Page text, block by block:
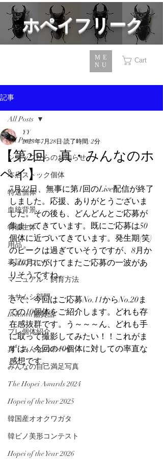
​ホペイフリーク
ME
NU
Cart
記事
All Posts
ショップからのお知らせ
本店ストック個体
特選個体
血統背景
特価生体
用品
表記について
マニュアル・飼育方法
オサムシ部門
BeKuwa協賛品
プレ個体紹介
真・みんなのホペイ
みんなの自己満足写真
The Hopei Awards 2024
Hopei of the Year 2025
韓国産オオクワガタ
韓ビノ美形コンテスト
Hopei of the Year 2026
All Posts
【第2回 真・みんなのホ
ペイ】
YY
2023年7月28日 読了時間: 2分
7月22日、無事に第1回のLive配信が終了
しました。応援、ありがとうございま
した。その後も、どんどんとご応募が
集まってきています。既にご応募は50
個体に近づいてきています。発生期(笑)
のピークは過ぎていそうですが、8月か
ら10月にかけてまたご応募の一波があ
りそうですね。
さて、今回はご応募No.11からNo.20ま
での10個体をご紹介します。どれも存
在感抜群です。う～～～ん、どれも手
に取って撮影してみたい！！これがま
ずは、今回の10個体に対しての率直な
感想です。